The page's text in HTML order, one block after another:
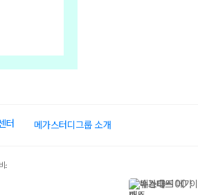
터 메가스터디그룹 소개
스 가입사실 확인